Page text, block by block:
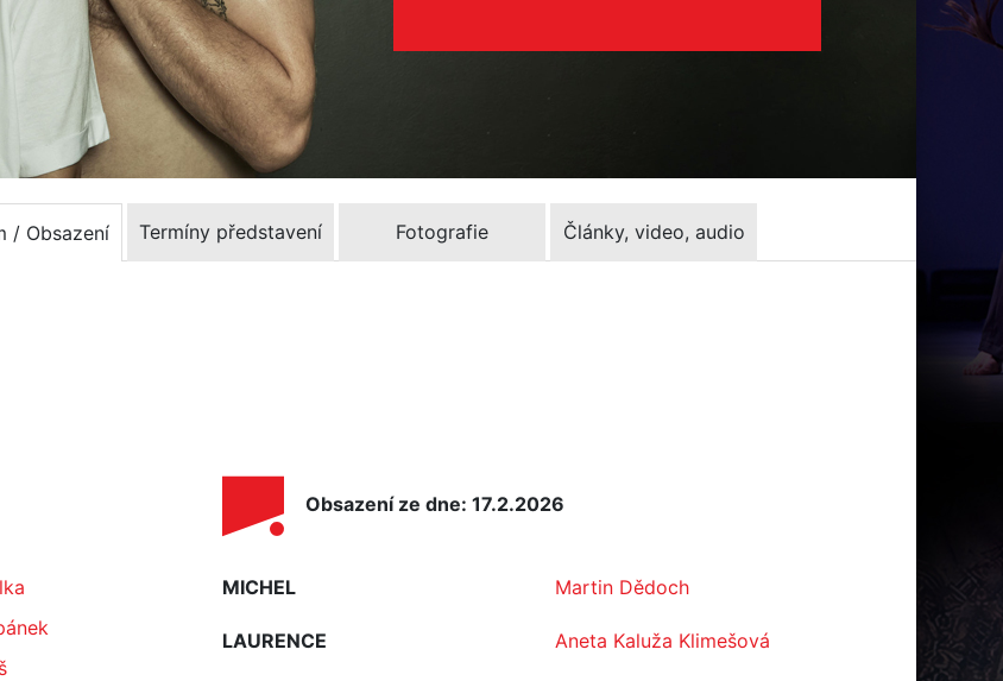
/ Obsazení Termíny představení Fotografie Články, video, audio
Obsazení ze dne: 17.2.2026
MICHEL Martin Dědoch
LAURENCE Aneta Kaluža Klimešová